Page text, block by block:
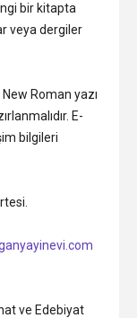
bir kitapta
veya dergiler
Roman yazı
E-
bilgileri
ve Edebiyat